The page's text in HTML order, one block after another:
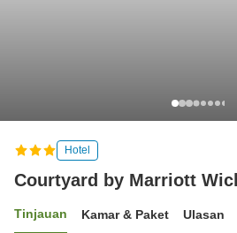
Hotel
Courtyard by Marriott
Tinjauan Kamar & Paket Ulasan